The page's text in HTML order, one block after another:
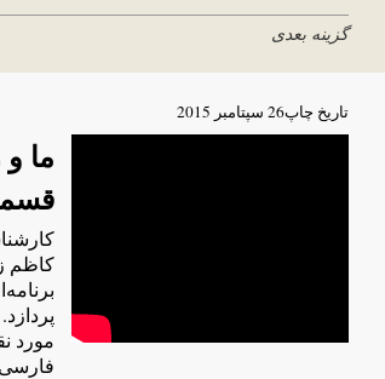
گزینه بعدی
تاریخ چاپ26 سپتامبر 2015
ما
کاظم
مورد